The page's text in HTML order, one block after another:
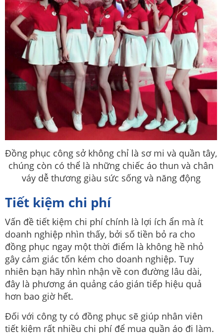
Đồng phục công sở không chỉ là sơ mi và quần tây,
chúng còn có thể là những chiếc áo thun và chân
váy dễ thương giàu sức sống và năng động
Tiết kiệm chi phí
Vấn đề tiết kiệm chi phí chính là lợi ích ẩn mà ít
doanh nghiệp nhìn thấy, bởi số tiền bỏ ra cho
đồng phục ngay một thời điểm là không hề nhỏ
gây cảm giác tốn kém cho doanh nghiệp. Tuy
nhiên bạn hãy nhìn nhận về con đường lâu dài,
đây là phương án quảng cáo gián tiếp hiệu quả
hơn bao giờ hết.
Đối với công ty có đồng phục sẽ giúp nhân viên
tiết kiệm rất nhiều chi phí để mua quần áo đi làm.